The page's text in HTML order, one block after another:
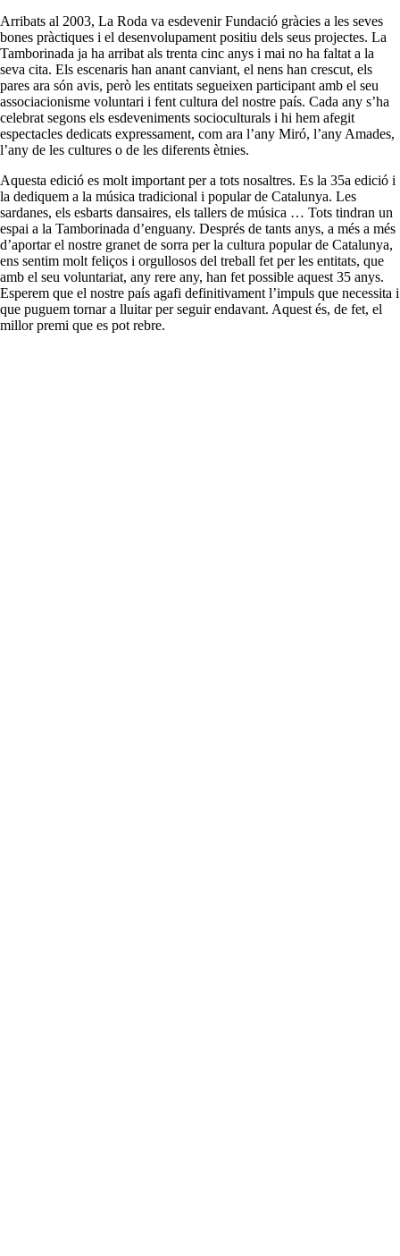
Arribats al 2003, La Roda va esdevenir Fundació gràcies a les seves
bones pràctiques i el desenvolupament positiu dels seus projectes. La
Tamborinada ja ha arribat als trenta cinc anys i mai no ha faltat a la
seva cita. Els escenaris han anant canviant, el nens han crescut, els
pares ara són avis, però les entitats segueixen participant amb el seu
associacionisme voluntari i fent cultura del nostre país. Cada any s’ha
celebrat segons els esdeveniments socioculturals i hi hem afegit
espectacles dedicats expressament, com ara l’any Miró, l’any Amades,
l’any de les cultures o de les diferents ètnies.
Aquesta edició es molt important per a tots nosaltres. Es la 35a edició i
la dediquem a la música tradicional i popular de Catalunya. Les
sardanes, els esbarts dansaires, els tallers de música … Tots tindran un
espai a la Tamborinada d’enguany. Després de tants anys, a més a més
d’aportar el nostre granet de sorra per la cultura popular de Catalunya,
ens sentim molt feliços i orgullosos del treball fet per les entitats, que
amb el seu voluntariat, any rere any, han fet possible aquest 35 anys.
Esperem que el nostre país agafi definitivament l’impuls que necessita i
que puguem tornar a lluitar per seguir endavant. Aquest és, de fet, el
millor premi que es pot rebre.